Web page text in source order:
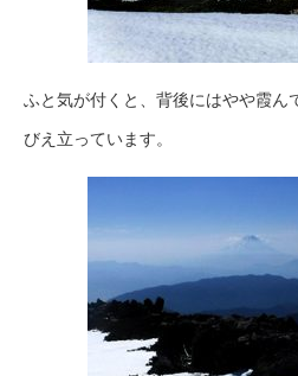
ふと気が付くと、背後にはやや霞ん
びえ立っています。